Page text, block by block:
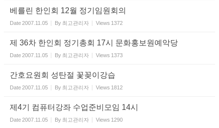
베를린 한인회 12월 정기임원회의
Date2007.11.05 By 최고관리자 Views 1372
제 36차 한인회 정기총회 17시 문화홍보원예악당
Date2007.11.05 By 최고관리자 Views 1373
간호요원회 성탄절 꽃꽂이강습
Date2007.11.05 By 최고관리자 Views 1812
제4기 컴퓨터강좌 수업준비모임 14시
Date2007.11.05 By 최고관리자 Views 1290